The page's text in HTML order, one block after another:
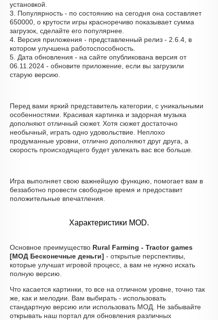
установкой.
3. Популярность - по состоянию на сегодня она составляет
650000, о крутости игры красноречиво показывает сумма
загрузок, сделайте его популярнее.
4. Версия приложения - представленный релиз - 2.6.4, в
котором улучшена работоспособность.
5. Дата обновления - на сайте опубликована версия от
06.11.2024 - обновите приложение, если вы загрузили
старую версию.
Перед вами яркий представитель категории, с уникальными
особенностями. Красивая картинка и задорная музыка
дополняют отличный сюжет. Хотя сюжет достаточно
необычный, играть одно удовольствие. Неплохо
продуманные уровни, отлично дополняют друг друга, а
скорость происходящего будет увлекать вас все больше.
Игра выполняет свою важнейшую функцию, помогает вам в
беззаботно провести свободное время и предоставит
положительные впечатления.
Характеристики MOD.
Основное преимущество Rural Farming - Tractor games
[МОД Бесконечные деньги] - открытые перспективы,
которые улучшат игровой процесс, а вам не нужно искать
полную версию.
Что касается картинки, то все на отличном уровне, точно так
же, как и мелодии. Вам выбирать - использовать
стандартную версию или использовать МОД. Не забывайте
открывать наш портал для обновления различных